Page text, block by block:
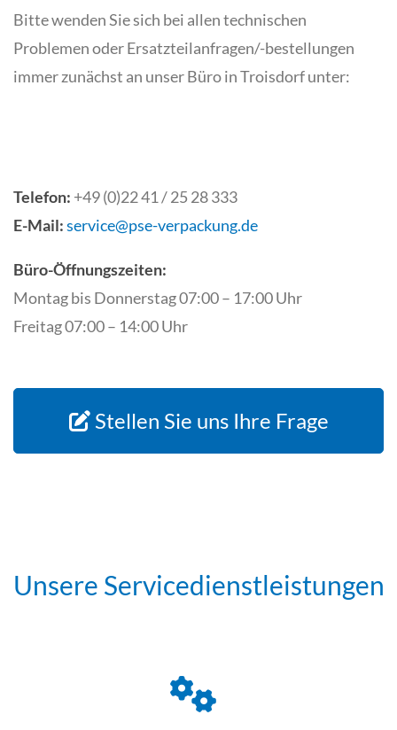
Bitte wenden Sie sich bei allen technischen
Problemen oder Ersatzteilanfragen/-bestellungen
immer zunächst an unser Büro in Troisdorf unter:
Telefon: +49 (0)22 41 / 25 28 333
E-Mail:service@pse-verpackung.de
Büro-Öffnungszeiten:
Montag bis Donnerstag 07:00 – 17:00 Uhr
Freitag 07:00 – 14:00 Uhr
Stellen Sie uns Ihre Frage
Unsere Servicedienstleistungen